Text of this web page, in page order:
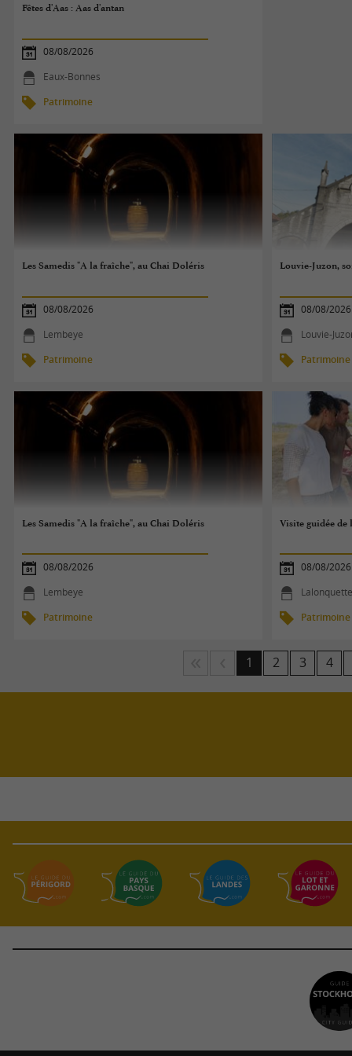
Fêtes d'Aas : Aas d'antan
08/08/2026
Eaux-Bonnes
Patrimoine
Les Samedis "A la fraîche", au Chai Doléris
08/08/2026
Lembeye
Patrimoine
Louvie-Juzon,
08/08/2026
Louvie-
Patrimoine
Les Samedis "A la fraîche", au Chai Doléris
08/08/2026
Lembeye
Patrimoine
Visite guidée
08/08/2026
Lalonquette
Patrimoine
1 2 3 4